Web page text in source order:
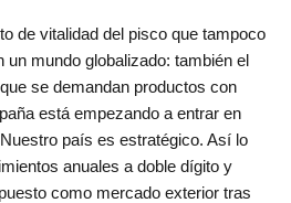
de vitalidad del pisco que tampoco
un mundo globalizado: también el
se demandan productos con
está empezando a entrar en
país es estratégico. Así lo
anuales a doble dígito y
como mercado exterior tras